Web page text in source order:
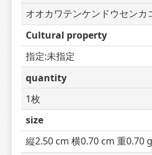
オオカワテンケンドウセンカ
Cultural property
指定:未指定
quantity
1枚
size
縦2.50 cm 横0.70 cm 重0.70 g